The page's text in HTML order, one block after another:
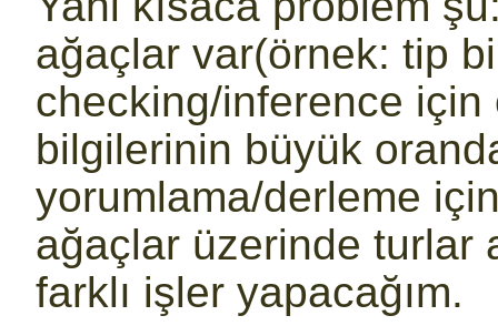
ağaçlar var(örnek: tip
checking/inference
bilgilerinin büyük
yorumlama/derleme
ağaçlar üzerinde turlar
farklı işler yapacağım.